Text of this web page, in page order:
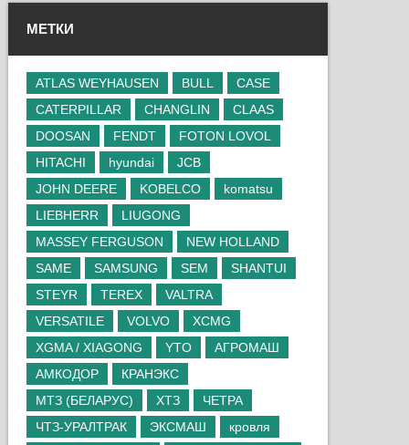
МЕТКИ
ATLAS WEYHAUSEN BULL
CASE
CATERPILLAR
CHANGLIN
CLAAS
DOOSAN
FENDT
FOTON LOVOL
HITACHI
hyundai
JCB
JOHN DEERE
KOBELCO
komatsu
LIEBHERR
LIUGONG
MASSEY FERGUSON
NEW HOLLAND
SAME
SAMSUNG SEM
SHANTUI
STEYR
TEREX
VALTRA
VERSATILE
VOLVO
XCMG
XGMA / XIAGONG
YTO
АГРОМАШ
АМКОДОР
КРАНЭКС
МТЗ (БЕЛАРУС)
ХТЗ
ЧЕТРА
ЧТЗ-УРАЛТРАК
ЭКСМАШ
кровля